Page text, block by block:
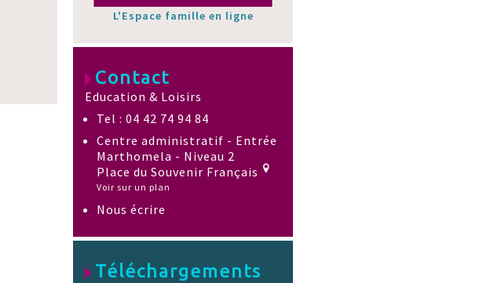
L'Espace famille en ligne
Contact
Education & Loisirs
Tel : 04 42 74 94 84
Centre administratif - Entrée
Marthomela - Niveau 2
Place du Souvenir Français
Voir sur un plan
Nous écrire
Téléchargements